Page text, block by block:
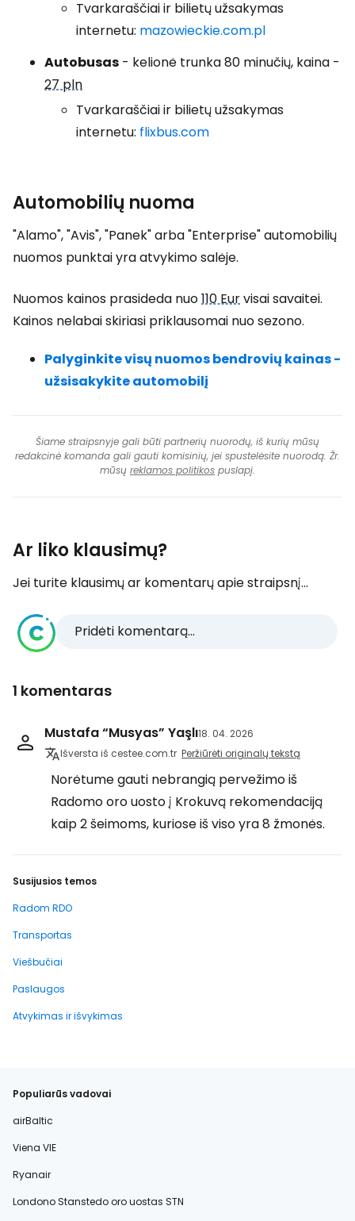
Tvarkaraščiai ir bilietų užsakymas
internetu: mazowieckie.com.pl
Autobusas - kelionė trunka 80 minučių, kaina -
27 pln
Tvarkaraščiai ir bilietų užsakymas
internetu: flixbus.com
Automobilių nuoma
"Alamo", "Avis", "Panek" arba "Enterprise" automobilių
nuomos punktai yra atvykimo salėje.
Nuomos kainos prasideda nuo110 Eurvisai savaitei.
Kainos nelabai skiriasi priklausomai nuo sezono.
Palyginkite visų nuomos bendrovių kainas -
užsisakykite automobilį
Šiame straipsnyje gali būti partnerių nuorodų, iš kurių mūsų
redakcinė komanda gali gauti komisinių, jei spustelėsite nuorodą. Žr.
mūsų reklamos politikos puslapį.
Ar liko klausimų?
Jei turite klausimų ar komentarų apie straipsnį...
Pridėti komentarą...
1 komentaras
Mustafa “Musyas” Yaşlı18. 04. 2026
Išversta iš cestee.com.tr Peržiūrėti originalų tekstą
Norėtume gauti nebrangią pervežimo iš
Radomo oro uosto į Krokuvą rekomendaciją
kaip 2 šeimoms, kuriose iš viso yra 8 žmonės.
Susijusios temos
Radom RDO
Transportas
Viešbučiai
Paslaugos
Atvykimas ir išvykimas
Populiarūs vadovai
airBaltic
Viena VIE
Ryanair
Londono Stanstedo oro uostas STN